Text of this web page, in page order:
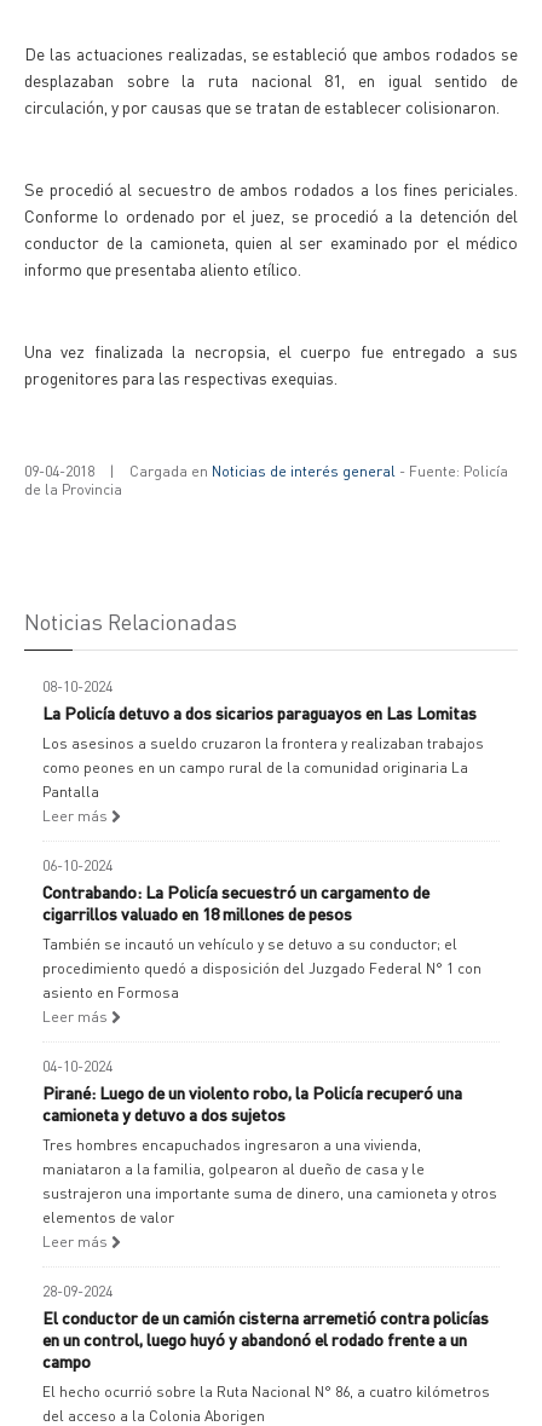
De las actuaciones realizadas, se estableció que ambos rodados se
desplazaban sobre la ruta nacional 81, en igual sentido de
circulación, y por causas que se tratan de establecer colisionaron.
Se procedió al secuestro de ambos rodados a los fines periciales.
Conforme lo ordenado por el juez, se procedió a la detención del
conductor de la camioneta, quien al ser examinado por el médico
informo que presentaba aliento etílico.
Una vez finalizada la necropsia, el cuerpo fue entregado a sus
progenitores para las respectivas exequias.
09-04-2018 | Cargada en Noticias de interés general - Fuente: Policía
de la Provincia
Noticias Relacionadas
08-10-2024
La Policía detuvo a dos sicarios paraguayos en Las Lomitas
Los asesinos a sueldo cruzaron la frontera y realizaban trabajos
como peones en un campo rural de la comunidad originaria La
Pantalla
Leer más
06-10-2024
Contrabando: La Policía secuestró un cargamento de
cigarrillos valuado en 18 millones de pesos
También se incautó un vehículo y se detuvo a su conductor; el
procedimiento quedó a disposición del Juzgado Federal N° 1 con
asiento en Formosa
Leer más
04-10-2024
Pirané: Luego de un violento robo, la Policía recuperó una
camioneta y detuvo a dos sujetos
Tres hombres encapuchados ingresaron a una vivienda,
maniataron a la familia, golpearon al dueño de casa y le
sustrajeron una importante suma de dinero, una camioneta y otros
elementos de valor
Leer más
28-09-2024
El conductor de un camión cisterna arremetió contra policías
en un control, luego huyó y abandonó el rodado frente a un
campo
El hecho ocurrió sobre la Ruta Nacional N° 86, a cuatro kilómetros
del acceso a la Colonia Aborigen